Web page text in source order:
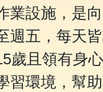
業設施，是
週五，每天
歲且領有身
習環境，幫